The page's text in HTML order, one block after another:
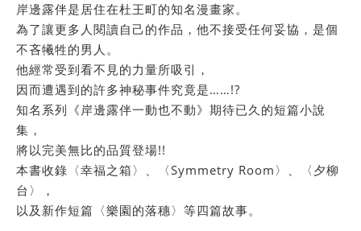
岸邊露伴是居住在杜王町的知名漫畫家。
為了讓更多人閱讀自己的作品，他不接受任何妥協，是個
不吝犧牲的男人。
他經常受到看不見的力量所吸引，
因而遭遇到的許多神秘事件究竟是……!?
知名系列《岸邊露伴一動也不動》期待已久的短篇小說
集，
將以完美無比的品質登場!!
本書收錄〈幸福之箱〉、〈Symmetry Room〉、〈夕柳
台〉，
以及新作短篇〈樂園的落穗〉等四篇故事。